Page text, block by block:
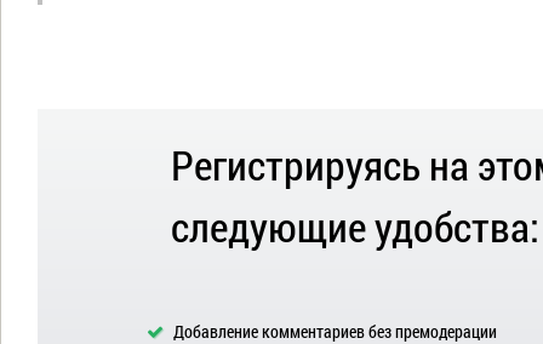
Регистрируясь на
следующие удобства:
Добавление комментариев без премодерации